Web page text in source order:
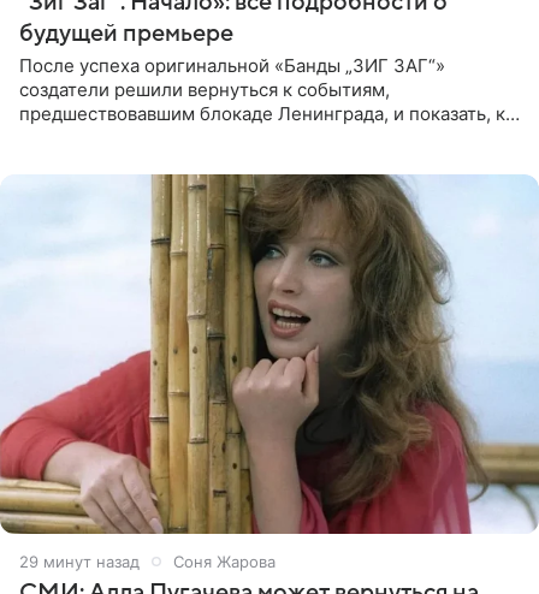
будущей премьере
После успеха оригинальной «Банды „ЗИГ ЗАГ“»
создатели решили вернуться к событиям,
предшествовавшим блокаде Ленинграда, и показать, как
30 минут назад Соня Жарова